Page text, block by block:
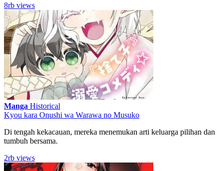
8rb views
Manga Historical
Kyou kara Onushi wa Warawa no Musuko
Di tengah kekacauan, mereka menemukan arti keluarga pilihan dan
tumbuh bersama.
2rb views